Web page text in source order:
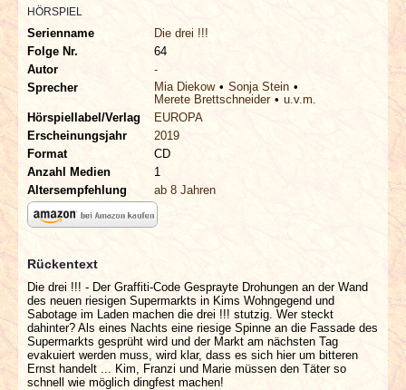
REDAKTION
LINKS
HÖRSPIEL
Serienname
Die drei !!!
Folge Nr.
64
Autor
-
Sprecher
Mia Diekow
Sonja Stein
Merete Brettschneider
u.v.m.
Hörspiellabel/Verlag
EUROPA
Erscheinungsjahr
2019
Format
CD
Anzahl Medien
1
Altersempfehlung
ab 8 Jahren
Rückentext
Die drei !!! - Der Graffiti-Code Gesprayte Drohungen an der Wand
des neuen riesigen Supermarkts in Kims Wohngegend und
Sabotage im Laden machen die drei !!! stutzig. Wer steckt
dahinter? Als eines Nachts eine riesige Spinne an die Fassade des
Supermarkts gesprüht wird und der Markt am nächsten Tag
evakuiert werden muss, wird klar, dass es sich hier um bitteren
Ernst handelt ... Kim, Franzi und Marie müssen den Täter so
schnell wie möglich dingfest machen!